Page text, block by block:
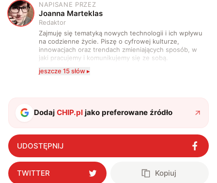
J
NAPISANE PRZEZ
Joanna Marteklas
Redaktor
Zajmuję się tematyką nowych technologii i ich wpływu
na codzienne życie. Piszę o cyfrowej kulturze,
innowacjach oraz trendach zmieniających sposób, w
jaki pracujemy i komunikujemy się ze sobą.
technologii a współczesną popkulturą. W wolnych
jeszcze 15 słów ▸
DodajCHIP.pl jako preferowane źródło
UDOSTĘPNIJ
TWITTER Kopiuj